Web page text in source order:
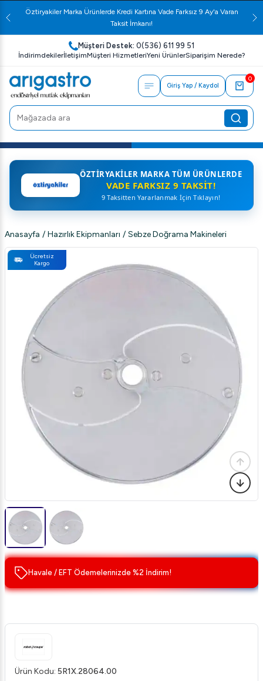
Öztiryakiler Marka Ürünlerde Kredi Kartına Vade Farksız 9 Ay'a Varan
Taksit İmkanı!
Müşteri Destek: 0(536) 611 99 51
İndirimdekilerİletişimMüşteri HizmetleriYeni ÜrünlerSiparişim Nerede?
Giriş Yap / Kaydol
0
ÖZTIRYAKILER MARKA TÜM ÜRÜNLERDE
VADE FARKSIZ 9 TAKSIT!
9 Taksitten Yararlanmak İçin Tıklayın!
Anasayfa / Hazırlık Ekipmanları / Sebze Doğrama Makineleri
Ücretsiz
Kargo
Havale / EFT Ödemelerinizde %2 İndirim!
Ürün Kodu: 5R1X.28064.00